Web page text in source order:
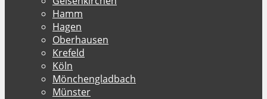
Hamm
Hagen
Oberhausen
Krefeld
Köln
Mönchengladbach
Münster